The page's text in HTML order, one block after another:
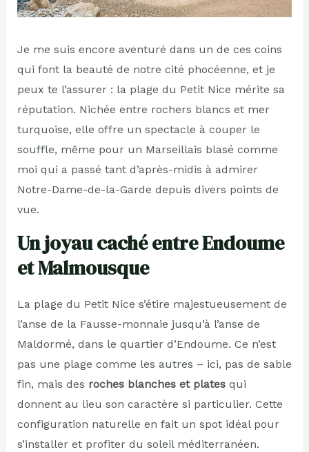
Je me suis encore aventuré dans un de ces coins
qui font la beauté de notre cité phocéenne, et je
peux te l’assurer : la plage du Petit Nice mérite sa
réputation. Nichée entre rochers blancs et mer
turquoise, elle offre un spectacle à couper le
souffle, même pour un Marseillais blasé comme
moi qui a passé tant d’après-midis à admirer
Notre-Dame-de-la-Garde depuis divers points de
vue.
Un joyau caché entre Endoume
et Malmousque
La plage du Petit Nice s’étire majestueusement de
l’anse de la Fausse-monnaie jusqu’à l’anse de
Maldormé, dans le quartier d’Endoume. Ce n’est
pas une plage comme les autres – ici, pas de sable
fin, mais des roches blanches et platesqui
donnent au lieu son caractère si particulier. Cette
configuration naturelle en fait un spot idéal pour
s’installer et profiter du soleil méditerranéen.